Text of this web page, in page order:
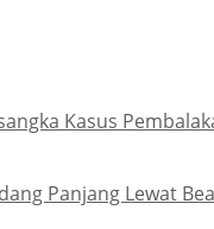
Kasus
Panjang Lewat